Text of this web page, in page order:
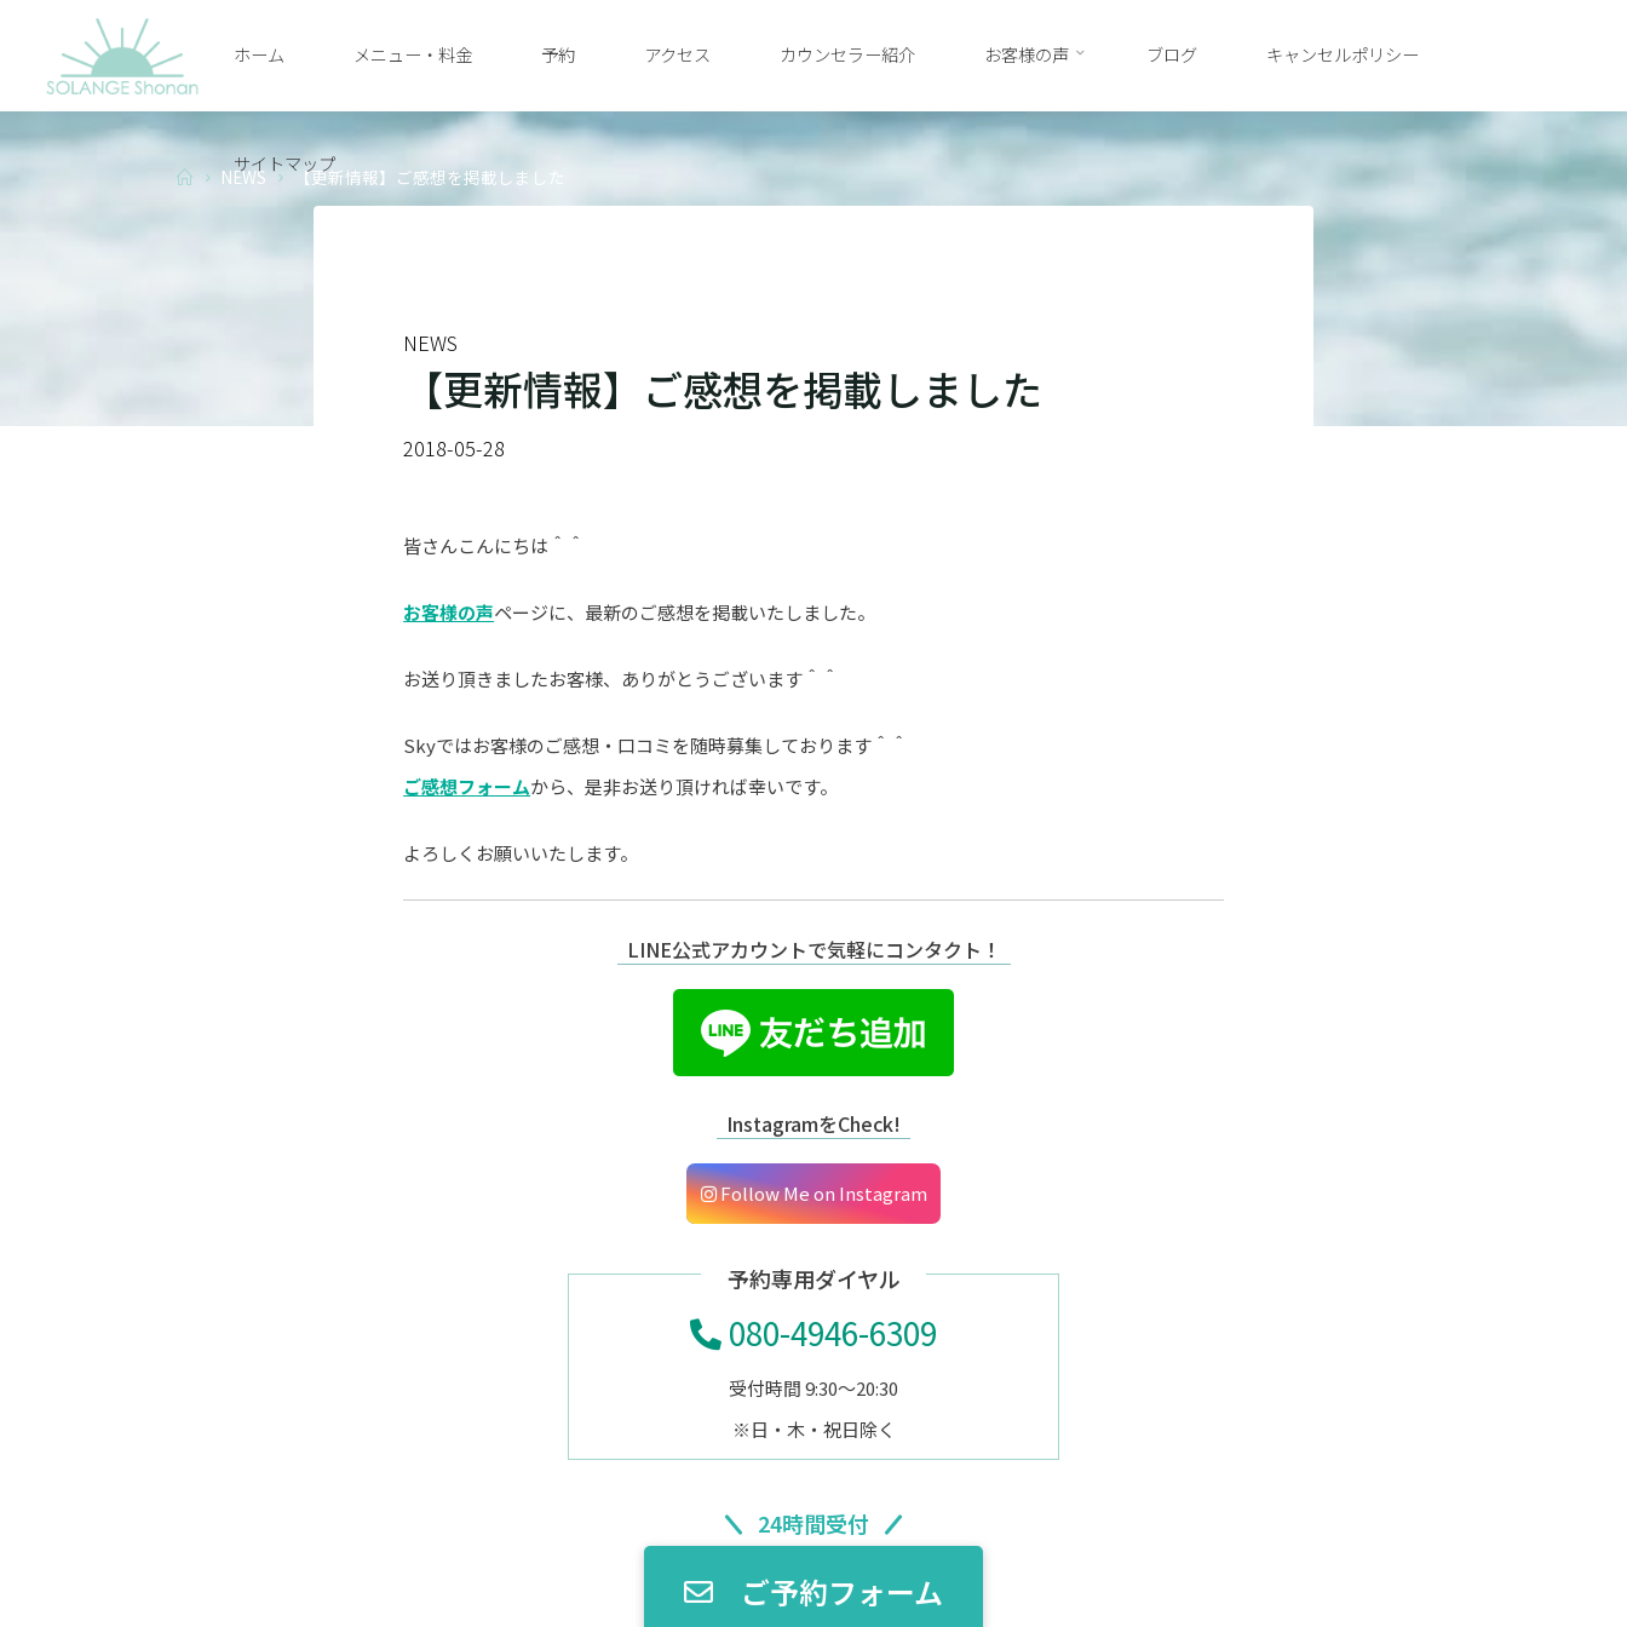
content
SHONAN
ホーム メニュー・料金 予約 アクセス カウンセラー紹介 お客様の声 ブログ キャンセルポリシー
サイトマップ
Home
NEWS 【更新情報】ご感想を掲載しました
NEWS
【更新情報】ご感想を掲載しました
2018-05-28
皆さんこんにちは＾＾
お客様の声ページに、最新のご感想を掲載いたしました。
お送り頂きましたお客様、ありがとうございます＾＾
Skyではお客様のご感想・口コミを随時募集しております＾＾
ご感想フォームから、是非お送り頂ければ幸いです。
よろしくお願いいたします。
LINE公式アカウントで気軽にコンタクト！
InstagramをCheck!
Follow Me on Instagram
予約専用ダイヤル
080-4946-6309
受付時間 9:30～20:30
※日・木・祝日除く
24時間受付
ご予約フォーム